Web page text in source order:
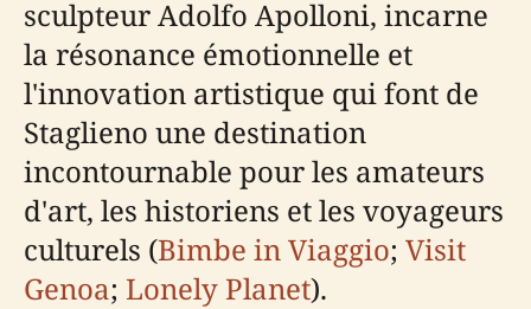
sculpteur Adolfo Apolloni, incarne
la résonance émotionnelle et
l'innovation artistique qui font de
Staglieno une destination
incontournable pour les amateurs
d'art, les historiens et les voyageurs
culturels (Bimbe in Viaggio; Visit
Genoa; Lonely Planet).